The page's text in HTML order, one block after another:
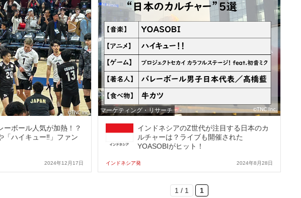
ーボール人気が加熱！？
「ハイキュー‼」ファン
2024年12月17日
マーケティング・リサーチ
インドネシアのZ世代が注目する日本のカ
ルチャーは？ライブも開催された
YOASOBIがヒット！
インドネシア発 2024年8月28日
1 / 1 1